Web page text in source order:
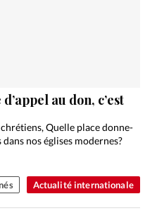
Actualité internationale
au don, c’est
Quelle place donne-
nos églises modernes?